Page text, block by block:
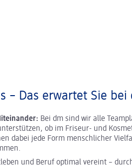
– Das erwartet Sie bei
Bei dm sind wir alle
ob im Friseur- und
dabei jede Form menschlicher
und Beruf optimal vereint –